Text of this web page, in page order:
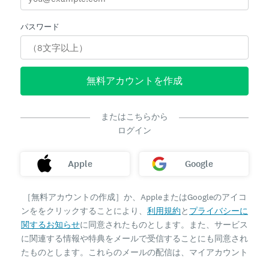
パスワード
無料アカウントを作成
またはこちらから
ログイン
Apple Google
［無料アカウントの作成］か、AppleまたはGoogleのアイコ
ンををクリックすることにより、 利用規約と プライバシーに
関するお知らせに同意されたものとします。また、サービス
に関連する情報や特典をメールで受信することにも同意され
たものとします。これらのメールの配信は、マイアカウント